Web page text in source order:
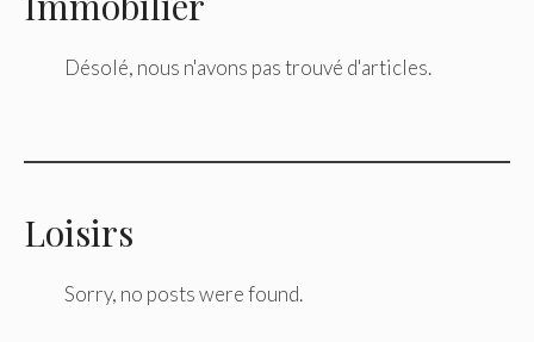
Désolé, nous n'avons pas trouvé d'articles.
Loisirs
Sorry, no posts were found.